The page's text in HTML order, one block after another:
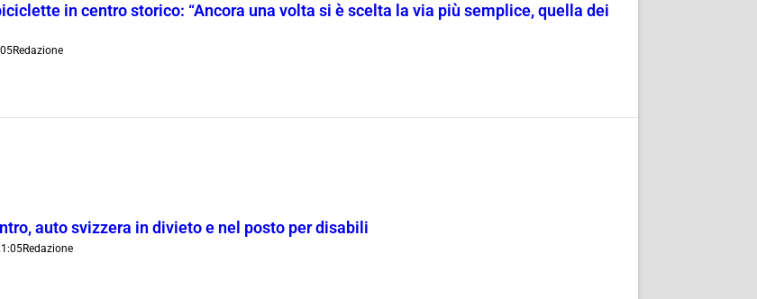
in centro storico: “Ancora una volta si è scelta la via più semplice, quella dei
Redazione
auto svizzera in divieto e nel posto per disabili
Redazione